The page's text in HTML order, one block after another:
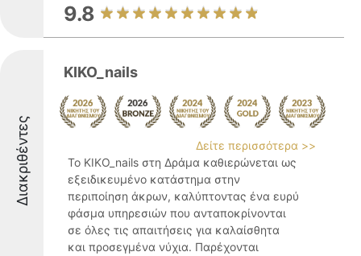
9.8
Διακριθέντες
KIKO_nails
Δείτε περισσότερα >>
Το KIKO_nails στη Δράμα καθιερώνεται ως
εξειδικευμένο κατάστημα στην
περιποίηση άκρων, καλύπτοντας ένα ευρύ
φάσμα υπηρεσιών που ανταποκρίνονται
σε όλες τις απαιτήσεις για καλαίσθητα
και προσεγμένα νύχια. Παρέχονται